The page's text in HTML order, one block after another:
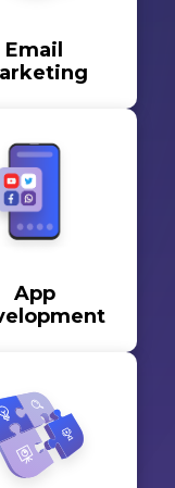
Email
App